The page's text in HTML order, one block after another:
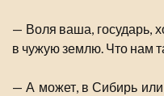
— Воля ваша, государь,
в чужую землю. Что нам
— А может, в Сибирь